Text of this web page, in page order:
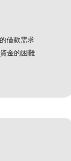
借款需求
金的困難